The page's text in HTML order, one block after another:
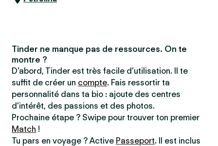
Tinder ne manque pas de ressources. On te
montre ?
D’abord, Tinder est très facile d’utilisation. Il te
suffit de créer un compte. Fais ressortir ta
personnalité dans ta bio : ajoute des centres
d’intérêt, des passions et des photos.
Prochaine étape ? Swipe pour trouver ton premier
Match !
Tu pars en voyage ? Active Passeport. Il est inclus